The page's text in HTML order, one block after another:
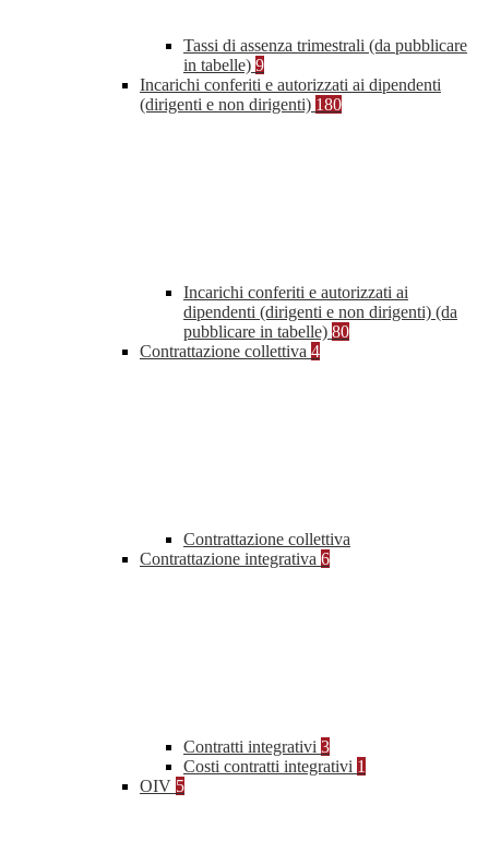
Tassi di assenza trimestrali (da pubblicare
in tabelle) 9
Incarichi conferiti e autorizzati ai dipendenti
(dirigenti e non dirigenti) 180
Incarichi conferiti e autorizzati ai
dipendenti (dirigenti e non dirigenti) (da
pubblicare in tabelle) 80
Contrattazione collettiva 4
Contrattazione collettiva
Contrattazione integrativa 6
Contratti integrativi 3
Costi contratti integrativi 1
OIV 5